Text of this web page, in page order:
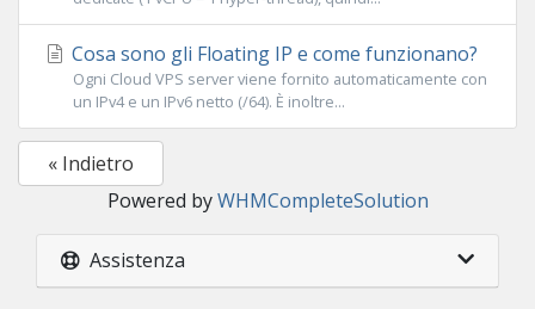
Cosa sono gli Floating IP e come funzionano?
Ogni Cloud VPS server viene fornito automaticamente con
un IPv4 e un IPv6 netto (/64). È inoltre...
« Indietro
Powered byWHMCompleteSolution
Assistenza